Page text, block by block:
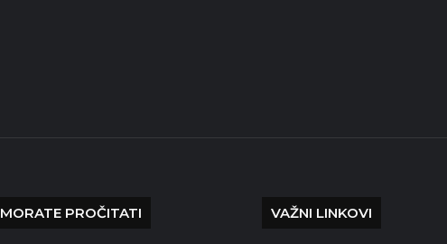
MORATE PROČITATI VAŽNI LINKOVI